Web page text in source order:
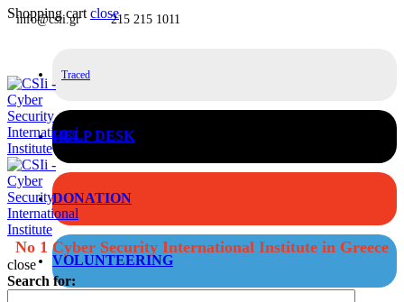
Shopping cart close
info@csii.gr 215 215 1011
Traced
HELP DESK
DONATION
VOLUNTEERING
No 1 Cyber Security International Institute in Greece
close
Search for: